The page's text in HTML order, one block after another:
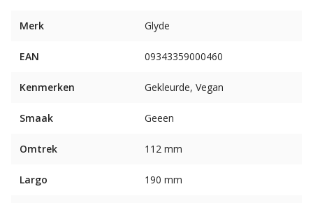
Merk Glyde
EAN 09343359000460
Kenmerken Gekleurde, Vegan
Smaak Geeen
Omtrek 112 mm
Largo 190 mm